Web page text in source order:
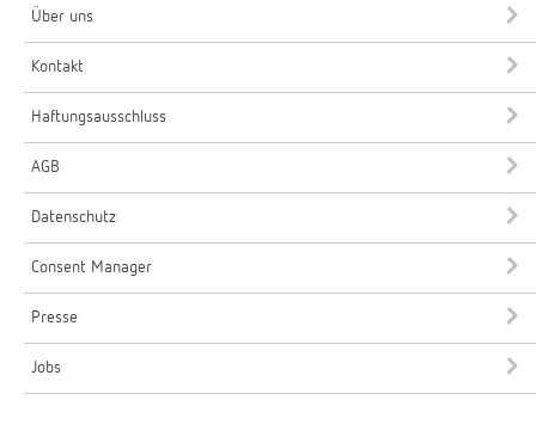
Über uns
Kontakt
Haftungsausschluss
AGB
Datenschutz
Consent Manager
Presse
Jobs